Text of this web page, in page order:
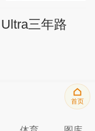
首页
三年路